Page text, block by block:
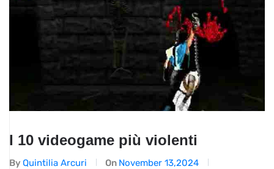
I 10 videogame più violenti
By Quintilia Arcuri On November 13,2024